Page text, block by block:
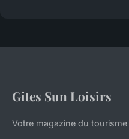
Gites Sun Loisirs
Votre magazine du